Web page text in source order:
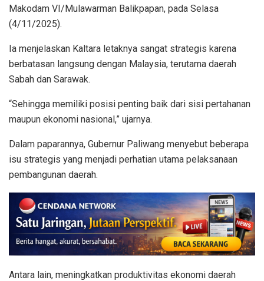
Makodam VI/Mulawarman Balikpapan, pada Selasa
(4/11/2025).
Ia menjelaskan Kaltara letaknya sangat strategis karena
berbatasan langsung dengan Malaysia, terutama daerah
Sabah dan Sarawak.
“Sehingga memiliki posisi penting baik dari sisi pertahanan
maupun ekonomi nasional,” ujarnya.
Dalam paparannya, Gubernur Paliwang menyebut beberapa
isu strategis yang menjadi perhatian utama pelaksanaan
pembangunan daerah.
Antara lain, meningkatkan produktivitas ekonomi daerah